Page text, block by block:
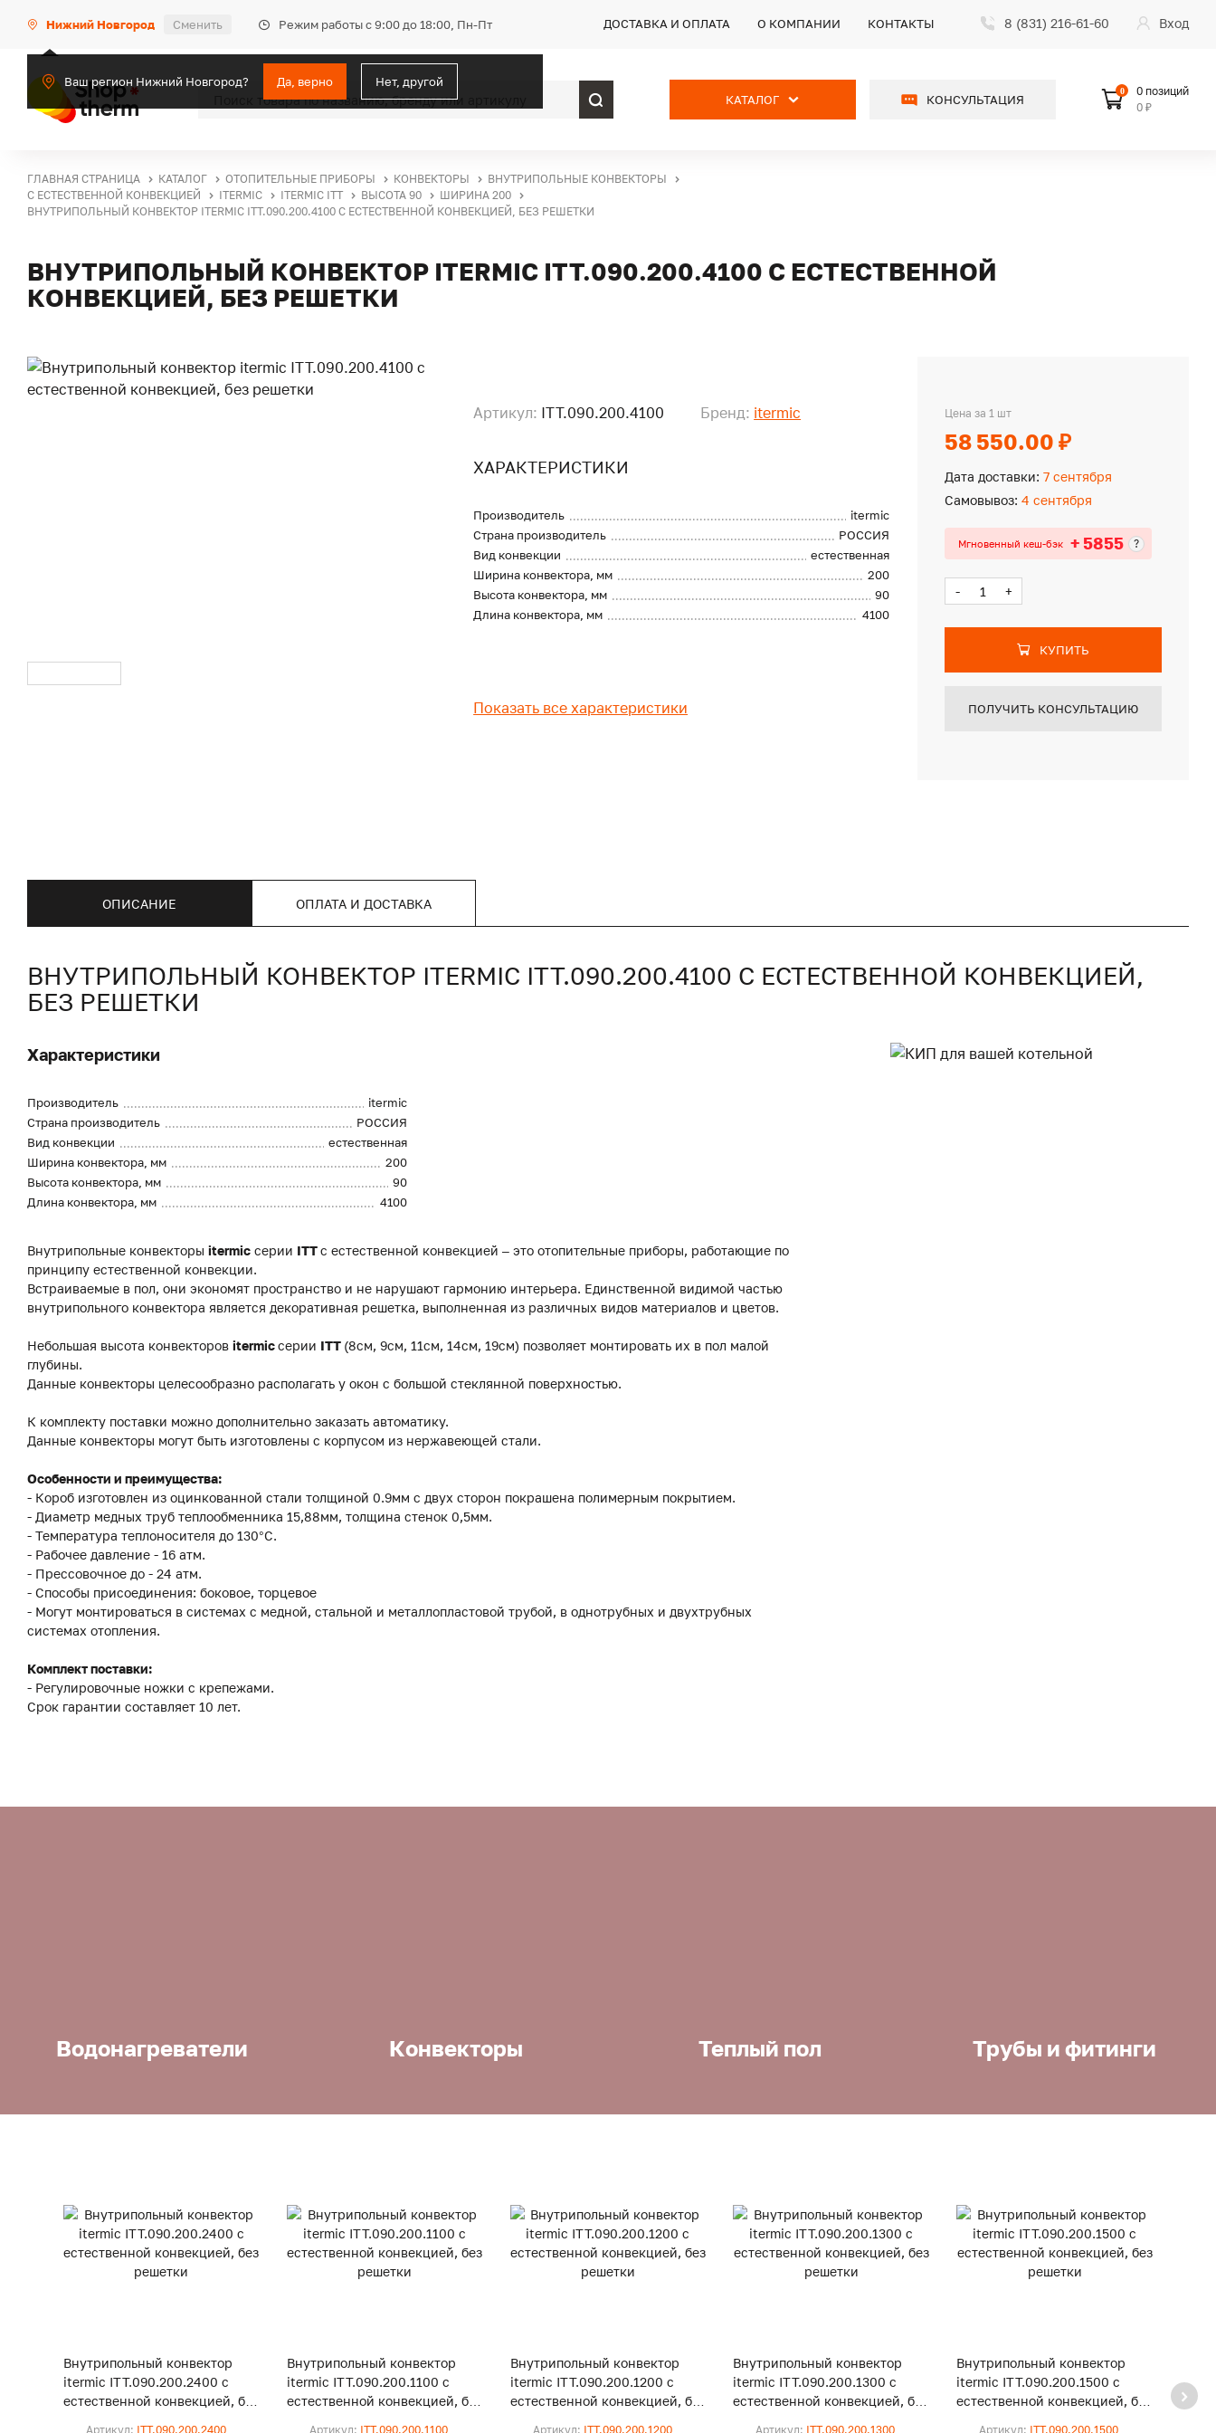
Нижний Новгород Сменить Режим работы с 9:00 до 18:00, Пн-Пт
Ваш регион Нижний Новгород? Да, верно Нет, другой
ДОСТАВКА И ОПЛАТА О КОМПАНИИ КОНТАКТЫ 8 (831) 216-61-60 Вход
КАТАЛОГ КОНСУЛЬТАЦИЯ
0
0 позиций
0 ₽
ГЛАВНАЯ СТРАНИЦА КАТАЛОГ ОТОПИТЕЛЬНЫЕ ПРИБОРЫ КОНВЕКТОРЫ
ВНУТРИПОЛЬНЫЕ КОНВЕКТОРЫ
С ЕСТЕСТВЕННОЙ КОНВЕКЦИЕЙ
ITERMIC ITERMIC ITT ВЫСОТА 90
ШИРИНА 200
ВНУТРИПОЛЬНЫЙ КОНВЕКТОР ITERMIC ITT.090.200.4100 С ЕСТЕСТВЕННОЙ КОНВЕКЦИЕЙ, БЕЗ РЕШЕТКИ
ВНУТРИПОЛЬНЫЙ КОНВЕКТОР ITERMIC ITT.090.200.4100 С ЕСТЕСТВЕННОЙ
КОНВЕКЦИЕЙ, БЕЗ РЕШЕТКИ
Артикул: ITT.090.200.4100 Бренд: itermic
ХАРАКТЕРИСТИКИ
Производитель
itermic
Страна производитель
РОССИЯ
Вид конвекции
естественная
Ширина конвектора, мм
200
Высота конвектора, мм
90
Длина конвектора, мм
4100
Показать все характеристики
Цена за 1 шт
58 550.00 ₽
Дата доставки: 7 сентября
Самовывоз: 4 сентября
Мгновенный кеш-бэк + 5855 ?
- +
КУПИТЬ
ПОЛУЧИТЬ КОНСУЛЬТАЦИЮ
ОПИСАНИЕ ОПЛАТА И ДОСТАВКА
ВНУТРИПОЛЬНЫЙ КОНВЕКТОР ITERMIC ITT.090.200.4100 С ЕСТЕСТВЕННОЙ КОНВЕКЦИЕЙ,
БЕЗ РЕШЕТКИ
Характеристики
Производитель
itermic
Страна производитель
РОССИЯ
Вид конвекции
естественная
Ширина конвектора, мм
200
Высота конвектора, мм
90
Длина конвектора, мм
4100
Внутрипольные конвекторы itermic серии ITTс естественной конвекцией – это отопительные приборы, работающие по
принципу естественной конвекции.
Встраиваемые в пол, они экономят пространство и не нарушают гармонию интерьера. Единственной видимой частью
внутрипольного конвектора является декоративная решетка, выполненная из различных видов материалов и цветов.
Небольшая высота конвекторов itermicсерии ITT (8см, 9см, 11см, 14см, 19см) позволяет монтировать их в пол малой
глубины.
Данные конвекторы целесообразно располагать у окон с большой стеклянной поверхностью.
К комплекту поставки можно дополнительно заказать автоматику.
Данные конвекторы могут быть изготовлены с корпусом из нержавеющей стали.
Особенности и преимущества:
- Короб изготовлен из оцинкованной стали толщиной 0.9мм с двух сторон покрашена полимерным покрытием.
- Диаметр медных труб теплообменника 15,88мм, толщина стенок 0,5мм.
- Температура теплоносителя до 130°C.
- Рабочее давление - 16 атм.
- Прессовочное до - 24 атм.
- Способы присоединения: боковое, торцевое
- Могут монтироваться в системах с медной, стальной и металлопластовой трубой, в однотрубных и двухтрубных
системах отопления.
Комплект поставки:
- Регулировочные ножки с крепежами.
Срок гарантии составляет 10 лет.
Водонагреватели Конвекторы Теплый пол Трубы и фитинги
Внутрипольный конвектор
itermic ITT.090.200.2400 с
естественной конвекцией, без
Артикул: ITT.090.200.2400
Внутрипольный конвектор
itermic ITT.090.200.1100 с
естественной конвекцией, без
Артикул: ITT.090.200.1100
Внутрипольный конвектор
itermic ITT.090.200.1200 с
естественной конвекцией, без
Артикул: ITT.090.200.1200
Внутрипольный конвектор
itermic ITT.090.200.1300 с
естественной конвекцией, без
Артикул: ITT.090.200.1300
Внутрипольный конвектор
itermic ITT.090.200.1500 с
естественной конвекцией, без
Артикул: ITT.090.200.1500